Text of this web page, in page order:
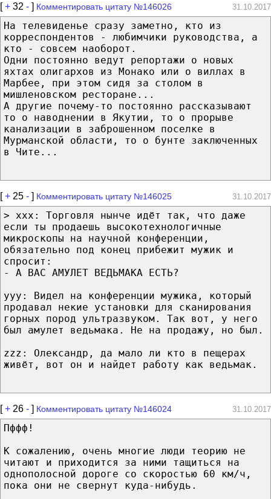
[+ 32 - ] Комментировать цитату №146026 31.10.2017
На телевиденье сразу заметно, кто из
корреспондентов - любимчики руководства, а
кто - совсем наоборот.
Одни постоянно ведут репортажи о новых
яхтах олигархов из Монако или о виллах в
Марбее, при этом сидя за столом в
мишленовском ресторане...
А другие почему-то постоянно рассказывают
то о наводнении в Якутии, то о прорыве
канализации в заброшенном поселке в
Мурманской области, то о бунте заключенных
в Чите...
[+ 25 - ] Комментировать цитату №146025 31.10.2017
> xxx: Торговля нынче идёт так, что даже
если ты продаешь высокотехнологичные
микроскопы на научной конференции,
обязательно под конец прибежит мужик и
спросит:
- А ВАС АМУЛЕТ ВЕДЬМАКА ЕСТЬ?
yyy: Видел на конференции мужика, который
продавал некие установки для сканирования
горных пород ультразвуком. Так вот, у него
был амулет ведьмака. Не на продажу, но был.
zzz: Олександр, да мало ли кто в пещерах
живёт, вот он и найдет работу как ведьмак.
[+ 26 - ] Комментировать цитату №146024 31.10.2017
Пффф!
К сожалению, очень многие люди теорию не
читают и приходится за ними тащиться на
однополосной дороге со скоростью 60 км/ч,
пока они не свернут куда-нибудь.